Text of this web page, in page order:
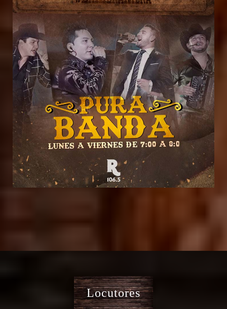
Locutores